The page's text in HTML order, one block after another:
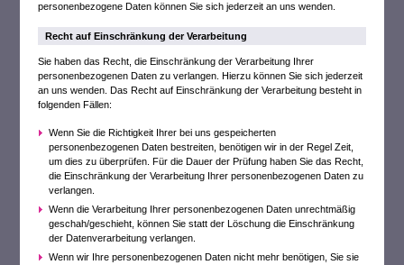
personenbezogene Daten können Sie sich jederzeit an uns wenden.
Recht auf Einschränkung der Verarbeitung
Sie haben das Recht, die Einschränkung der Verarbeitung Ihrer
personenbezogenen Daten zu verlangen. Hierzu können Sie sich jederzeit
an uns wenden. Das Recht auf Einschränkung der Verarbeitung besteht in
folgenden Fällen:
Wenn Sie die Richtigkeit Ihrer bei uns gespeicherten
personenbezogenen Daten bestreiten, benötigen wir in der Regel Zeit,
um dies zu überprüfen. Für die Dauer der Prüfung haben Sie das Recht,
die Einschränkung der Verarbeitung Ihrer personenbezogenen Daten zu
verlangen.
Wenn die Verarbeitung Ihrer personenbezogenen Daten unrechtmäßig
geschah/geschieht, können Sie statt der Löschung die Einschränkung
der Datenverarbeitung verlangen.
Wenn wir Ihre personenbezogenen Daten nicht mehr benötigen, Sie sie